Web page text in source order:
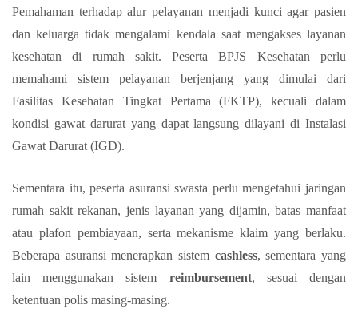
Pemahaman terhadap alur pelayanan menjadi kunci agar pasien
dan keluarga tidak mengalami kendala saat mengakses layanan
kesehatan di rumah sakit. Peserta BPJS Kesehatan perlu
memahami sistem pelayanan berjenjang yang dimulai dari
Fasilitas Kesehatan Tingkat Pertama (FKTP), kecuali dalam
kondisi gawat darurat yang dapat langsung dilayani di Instalasi
Gawat Darurat (IGD).
Sementara itu, peserta asuransi swasta perlu mengetahui jaringan
rumah sakit rekanan, jenis layanan yang dijamin, batas manfaat
atau plafon pembiayaan, serta mekanisme klaim yang berlaku.
Beberapa asuransi menerapkan sistem cashless, sementara yang
lain menggunakan sistem reimbursement, sesuai dengan
ketentuan polis masing-masing.